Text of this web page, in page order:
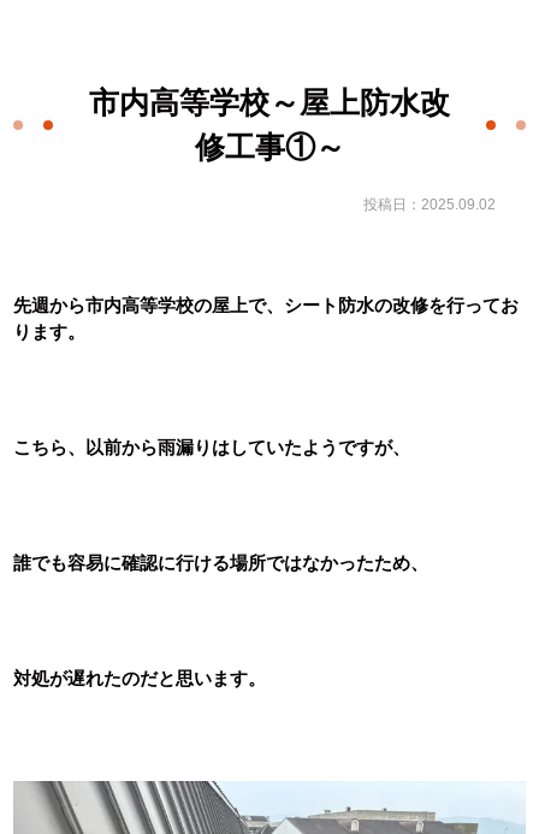
市内高等学校～屋上防水改
修工事①～
投稿日：2025.09.02
先週から市内高等学校の屋上で、シート防水の改修を行ってお
ります。
こちら、以前から雨漏りはしていたようですが、
誰でも容易に確認に行ける場所ではなかったため、
対処が遅れたのだと思います。